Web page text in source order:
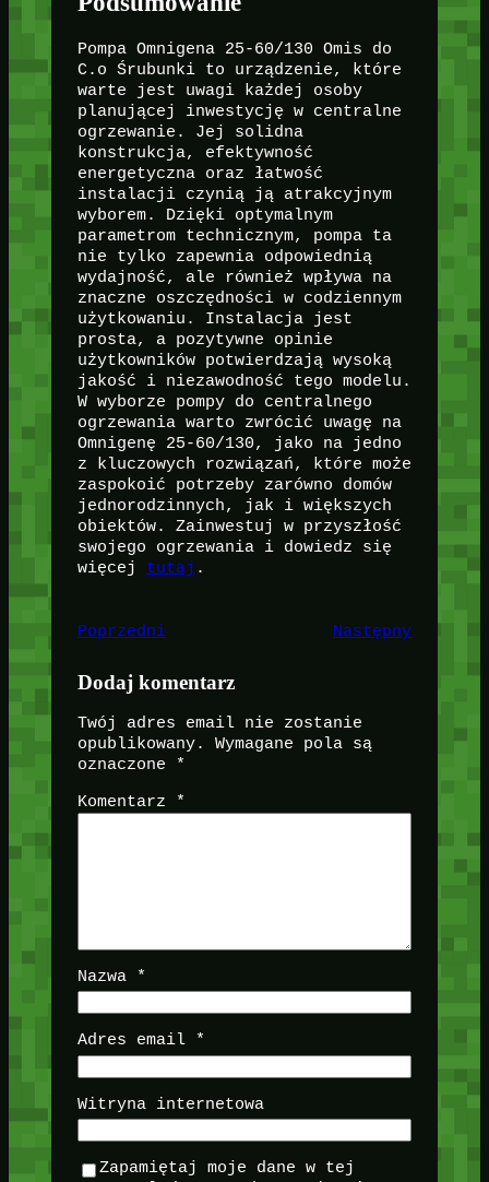
Pompa Omnigena 25-60/130 Omis do
C.o Śrubunki to urządzenie, które
warte jest uwagi każdej osoby
planującej inwestycję w centralne
ogrzewanie. Jej solidna
konstrukcja, efektywność
energetyczna oraz łatwość
instalacji czynią ją atrakcyjnym
wyborem. Dzięki optymalnym
parametrom technicznym, pompa ta
nie tylko zapewnia odpowiednią
wydajność, ale również wpływa na
znaczne oszczędności w codziennym
użytkowaniu. Instalacja jest
prosta, a pozytywne opinie
użytkowników potwierdzają wysoką
jakość i niezawodność tego modelu.
W wyborze pompy do centralnego
ogrzewania warto zwrócić uwagę na
Omnigenę 25-60/130, jako na jedno
z kluczowych rozwiązań, które może
zaspokoić potrzeby zarówno domów
jednorodzinnych, jak i większych
obiektów. Zainwestuj w przyszłość
swojego ogrzewania i dowiedz się
więcej tutaj .
Poprzedni Następny
Dodaj komentarz
Twój adres email nie zostanie
opublikowany.
Wymagane pola są
oznaczone
*
Komentarz *
Nazwa *
Adres email *
Witryna internetowa
Zapamiętaj moje dane w tej